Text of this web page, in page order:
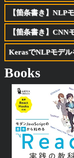
【箇条書き】NLP
【箇条書き】CNN
KerasでNLPモデル
Books